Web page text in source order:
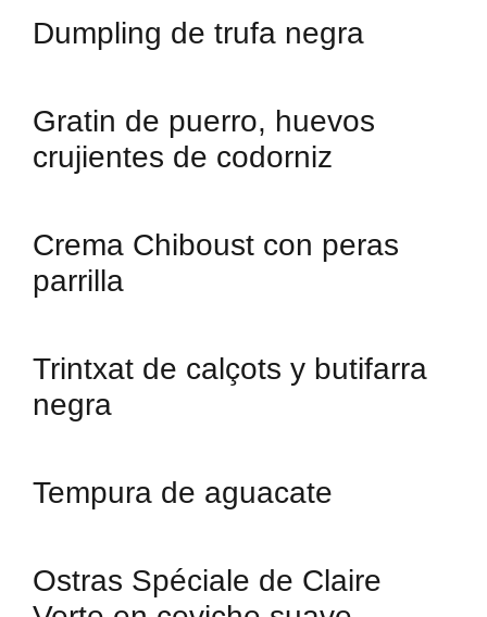
Dumpling de trufa negra
Gratin de puerro, huevos
crujientes de codorniz
Crema Chiboust con peras
parrilla
Trintxat de calçots y butifarra
negra
Tempura de aguacate
Ostras Spéciale de Claire